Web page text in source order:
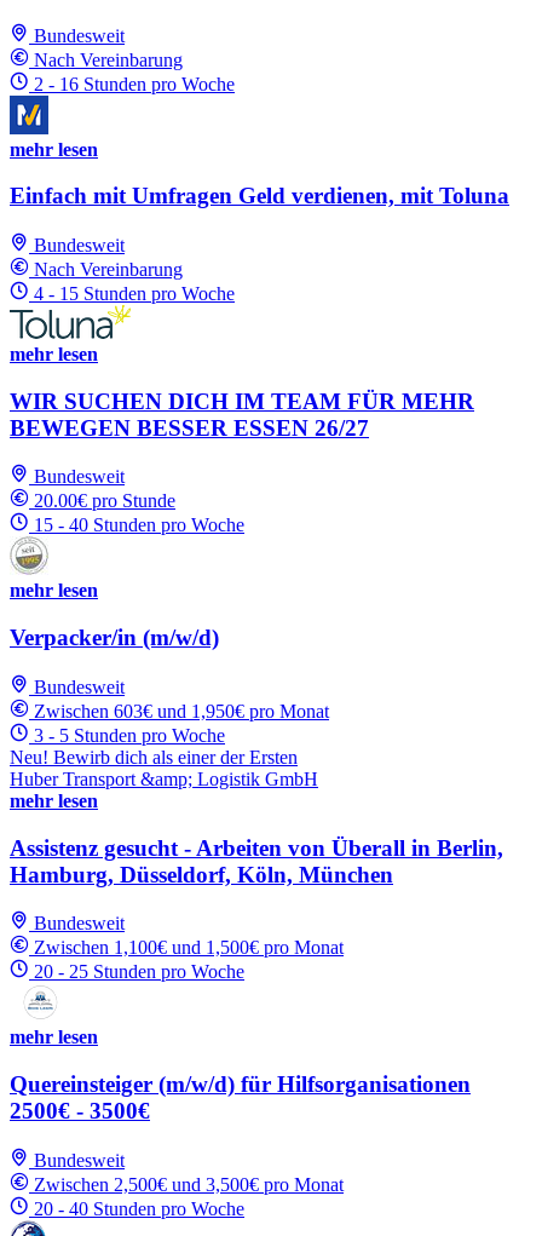
Bundesweit
Nach Vereinbarung
2 - 16 Stunden pro Woche
mehr lesen
Einfach mit Umfragen Geld verdienen, mit Toluna
Bundesweit
Nach Vereinbarung
4 - 15 Stunden pro Woche
mehr lesen
WIR SUCHEN DICH IM TEAM FÜR MEHR
BEWEGEN BESSER ESSEN 26/27
Bundesweit
20.00€ pro Stunde
15 - 40 Stunden pro Woche
mehr lesen
Verpacker/in (m/w/d)
Bundesweit
Zwischen 603€ und 1,950€ pro Monat
3 - 5 Stunden pro Woche
Neu! Bewirb dich als einer der Ersten
Huber Transport &amp; Logistik GmbH
mehr lesen
Assistenz gesucht - Arbeiten von Überall in Berlin,
Hamburg, Düsseldorf, Köln, München
Bundesweit
Zwischen 1,100€ und 1,500€ pro Monat
20 - 25 Stunden pro Woche
mehr lesen
Quereinsteiger (m/w/d) für Hilfsorganisationen
2500€ - 3500€
Bundesweit
Zwischen 2,500€ und 3,500€ pro Monat
20 - 40 Stunden pro Woche